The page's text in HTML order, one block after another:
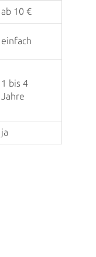
ab 10 €
einfach
1 bis 4
Jahre
ja